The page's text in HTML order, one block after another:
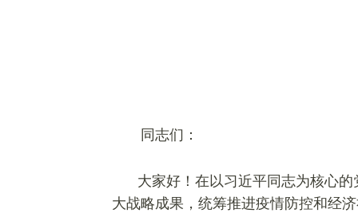
同志们：
大家好！在以习近平同志为核心
大战略成果，统筹推进疫情防控和经